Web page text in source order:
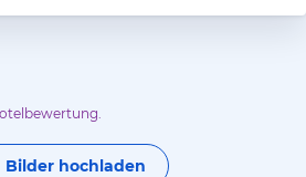
Bilder hochladen